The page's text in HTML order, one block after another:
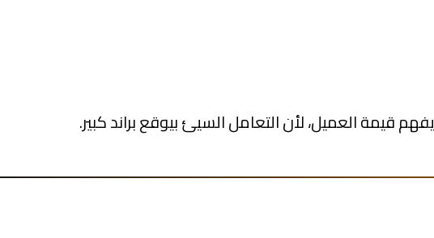
العميل، لأن التعامل السيئ بيوقع براند كبير.